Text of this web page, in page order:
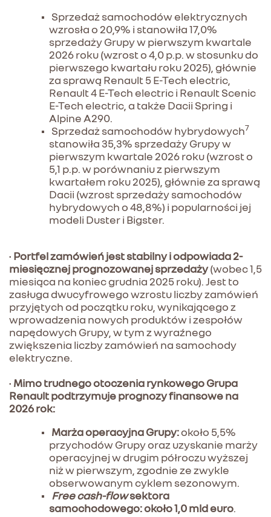
Sprzedaż samochodów elektrycznych
wzrosła o 20,9% i stanowiła 17,0%
sprzedaży Grupy w pierwszym kwartale
2026 roku (wzrost o 4,0 p.p. w stosunku do
pierwszego kwartału roku 2025), głównie
za sprawą Renault 5 E-Tech electric,
Renault 4 E-Tech electric i Renault Scenic
E-Tech electric, a także Dacii Spring i
Alpine A290.
Sprzedaż samochodów hybrydowych7
stanowiła 35,3% sprzedaży Grupy w
pierwszym kwartale 2026 roku (wzrost o
5,1 p.p. w porównaniu z pierwszym
kwartałem roku 2025), głównie za sprawą
Dacii (wzrost sprzedaży samochodów
hybrydowych o 48,8%) i popularności jej
modeli Duster i Bigster.
• Portfel zamówień jest stabilny i odpowiada 2-
miesięcznej prognozowanej sprzedaży(wobec 1,5
miesiąca na koniec grudnia 2025 roku). Jest to
zasługa dwucyfrowego wzrostu liczby zamówień
przyjętych od początku roku, wynikającego z
wprowadzenia nowych produktów i zespołów
napędowych Grupy, w tym z wyraźnego
zwiększenia liczby zamówień na samochody
elektryczne.
• Mimo trudnego otoczenia rynkowego Grupa
Renault podtrzymuje prognozy finansowe na
2026 rok:
Marża operacyjna Grupy:około 5,5%
przychodów Grupy oraz uzyskanie marży
operacyjnej w drugim półroczu wyższej
niż w pierwszym, zgodnie ze zwykle
obserwowanym cyklem sezonowym.
Free cash-flowsektora
samochodowego: około 1,0 mld euro.